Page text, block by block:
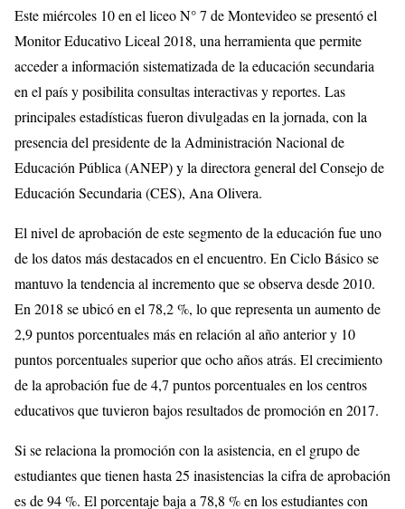
Este miércoles 10 en el liceo N° 7 de Montevideo se presentó el
Monitor Educativo Liceal 2018, una herramienta que permite
acceder a información sistematizada de la educación secundaria
en el país y posibilita consultas interactivas y reportes. Las
principales estadísticas fueron divulgadas en la jornada, con la
presencia del presidente de la Administración Nacional de
Educación Pública (ANEP) y la directora general del Consejo de
Educación Secundaria (CES), Ana Olivera.
El nivel de aprobación de este segmento de la educación fue uno
de los datos más destacados en el encuentro. En Ciclo Básico se
mantuvo la tendencia al incremento que se observa desde 2010.
En 2018 se ubicó en el 78,2 %, lo que representa un aumento de
2,9 puntos porcentuales más en relación al año anterior y 10
puntos porcentuales superior que ocho años atrás. El crecimiento
de la aprobación fue de 4,7 puntos porcentuales en los centros
educativos que tuvieron bajos resultados de promoción en 2017.
Si se relaciona la promoción con la asistencia, en el grupo de
estudiantes que tienen hasta 25 inasistencias la cifra de aprobación
es de 94 %. El porcentaje baja a 78,8 % en los estudiantes con